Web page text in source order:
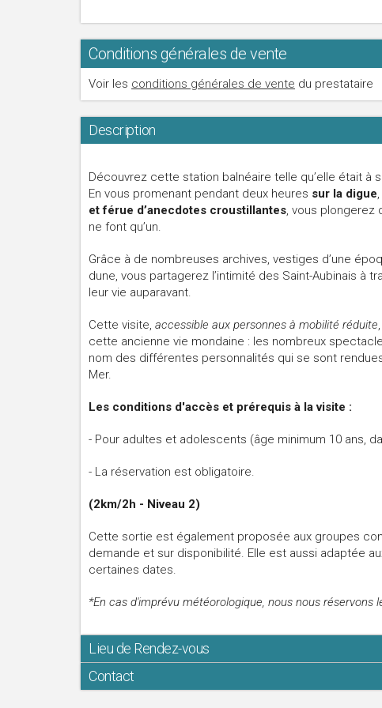
Conditions générales de vente
Voir les conditions générales de vente du prestataire
Description
Découvrez cette station balnéaire telle qu’elle était à
En vous promenant pendant deux heures sur la digue
et férue d’anecdotes croustillantes, vous plongerez
ne font qu’un.
Grâce à de nombreuses archives, vestiges d’une
dune, vous partagerez l’intimité des Saint-Aubinais à
leur vie auparavant.
Cette visite, accessible aux personnes à mobilité réduite
cette ancienne vie mondaine : les nombreux
nom des différentes personnalités qui se sont
Mer.
Les conditions d'accès et prérequis à la visite :
- Pour adultes et adolescents (âge minimum 10 ans,
- La réservation est obligatoire.
(2km/2h - Niveau 2)
Cette sortie est également proposée aux groupes
demande et sur disponibilité. Elle est aussi adaptée
certaines dates.
*En cas d'imprévu météorologique, nous nous réservons
Lieu de Rendez-vous
Contact